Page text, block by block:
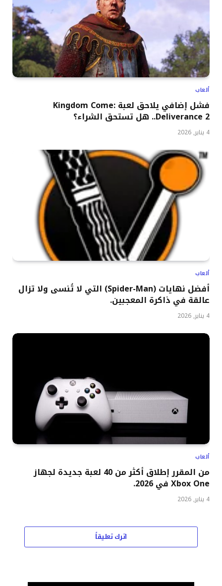
ألعاب
فشل إضافي يلاحق لعبة Kingdom Come:
Deliverance 2.. هل تستحق الشراء؟
4 يناير, 2026
ألعاب
أفضل نهايات (Spider-Man) التي لا تُنسى ولا تزال
عالقة في ذاكرة المعجبين.
4 يناير, 2026
ألعاب
من المقرر إطلاق أكثر من 40 لعبة جديدة لجهاز
Xbox One في 2026.
4 يناير, 2026
اترك تعليقاً